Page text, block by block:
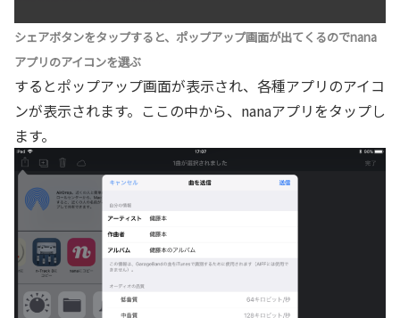
シェアボタンをタップすると、ポップアップ画面が出てくるのでnana
アプリのアイコンを選ぶ
するとポップアップ画面が表示され、各種アプリのアイコ
ンが表示されます。ここの中から、nanaアプリをタップし
ます。